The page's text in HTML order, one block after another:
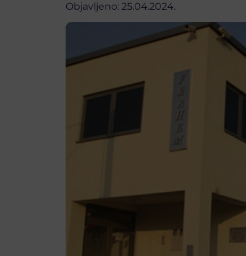
Objavljeno: 25.04.2024.